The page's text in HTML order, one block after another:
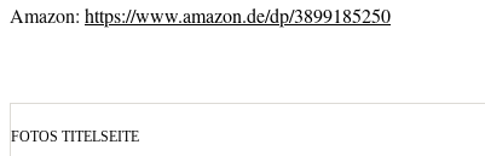
Amazon: https://www.amazon.de/dp/3899185250
FOTOS TITELSEITE